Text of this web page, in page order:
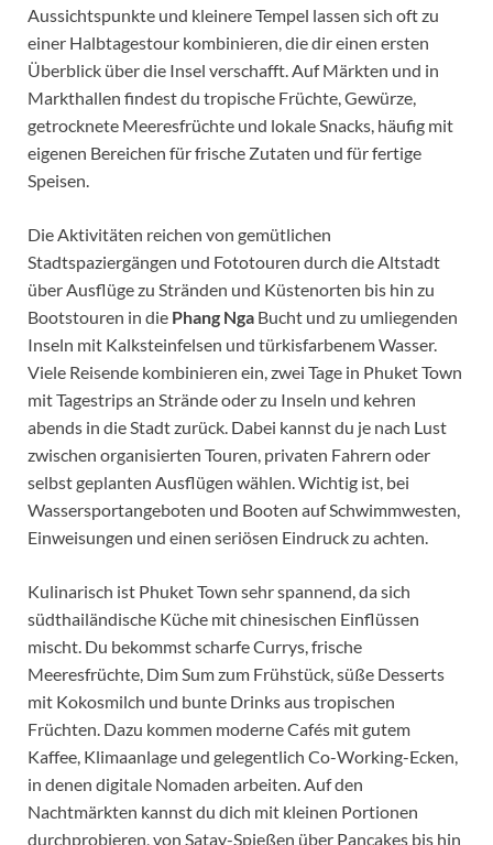
Aussichtspunkte und kleinere Tempel lassen sich oft zu
einer Halbtagestour kombinieren, die dir einen ersten
Überblick über die Insel verschafft. Auf Märkten und in
Markthallen findest du tropische Früchte, Gewürze,
getrocknete Meeresfrüchte und lokale Snacks, häufig mit
eigenen Bereichen für frische Zutaten und für fertige
Speisen.
Die Aktivitäten reichen von gemütlichen
Stadtspaziergängen und Fototouren durch die Altstadt
über Ausflüge zu Stränden und Küstenorten bis hin zu
Bootstouren in die Phang Nga Bucht und zu umliegenden
Inseln mit Kalksteinfelsen und türkisfarbenem Wasser.
Viele Reisende kombinieren ein, zwei Tage in Phuket Town
mit Tagestrips an Strände oder zu Inseln und kehren
abends in die Stadt zurück. Dabei kannst du je nach Lust
zwischen organisierten Touren, privaten Fahrern oder
selbst geplanten Ausflügen wählen. Wichtig ist, bei
Wassersportangeboten und Booten auf Schwimmwesten,
Einweisungen und einen seriösen Eindruck zu achten.
Kulinarisch ist Phuket Town sehr spannend, da sich
südthailändische Küche mit chinesischen Einflüssen
mischt. Du bekommst scharfe Currys, frische
Meeresfrüchte, Dim Sum zum Frühstück, süße Desserts
mit Kokosmilch und bunte Drinks aus tropischen
Früchten. Dazu kommen moderne Cafés mit gutem
Kaffee, Klimaanlage und gelegentlich Co-Working-Ecken,
in denen digitale Nomaden arbeiten. Auf den
Nachtmärkten kannst du dich mit kleinen Portionen
durchprobieren, von Satay-Spießen über Pancakes bis hin